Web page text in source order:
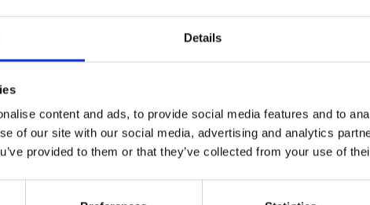
Details
content and ads, to provide social media features and to
of our site with our social media, advertising and analytics
provided to them or that they’ve collected from your use of
- Joris en de draak
vanJoris en de draak. Vroeger hadden gebouwen geen
men die naam uitbeelden; zo wist iedereen welk gebouw je bedoelde!